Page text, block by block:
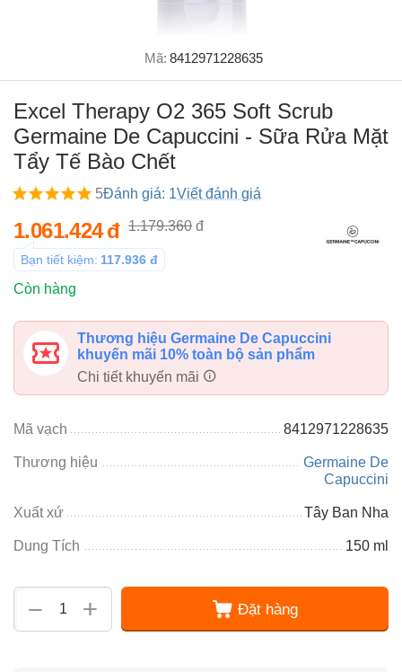
Mã: 8412971228635
Excel Therapy O2 365 Soft Scrub
Germaine De Capuccini - Sữa Rửa Mặt
Tẩy Tế Bào Chết
5Đánh giá: 1Viết đánh giá
1.061.424đ 1.179.360 đ
Bạn tiết kiệm: 117.936 đ
Còn hàng
Thương hiệu Germaine De Capuccini
khuyến mãi 10% toàn bộ sản phẩm
Chi tiết khuyến mãi
Mã vạch 8412971228635
Thương hiệu
Germaine De
Capuccini
Xuất xứ Tây Ban Nha
Dung Tích 150 ml
+
− Đặt hàng